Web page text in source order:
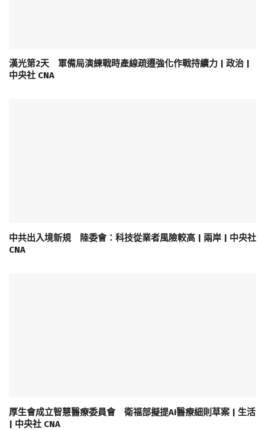
漢光第2天 軍備局演練戰時產線疏遷強化作戰持續力 | 政治 |
中央社 CNA
中共出入境新規 陸委會：科技從業者風險較高 | 兩岸 | 中央社
CNA
厚生會成立智慧醫療委員會 衛福部擬提AI醫療細則草案 | 生活
| 中央社 CNA